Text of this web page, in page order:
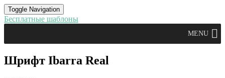
Toggle Navigation
Бесплатные шаблоны
MENU
Шрифт
Ibarra
Шрифт Ibarra Real